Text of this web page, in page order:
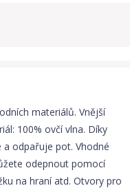
materiálů. Vnější
100% ovčí vlna. Díky
odpařuje pot. Vhodné
odepnout pomocí
na hraní atd. Otvory pro